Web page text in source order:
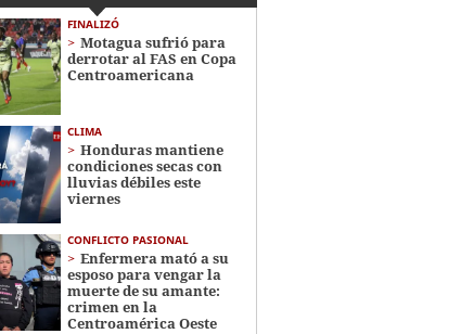
FINALIZÓ
Motagua sufrió para
derrotar al FAS en Copa
Centroamericana
CLIMA
Honduras mantiene
condiciones secas con
lluvias débiles este
viernes
CONFLICTO PASIONAL
Enfermera mató a su
esposo para vengar la
muerte de su amante:
crimen en la
Centroamérica Oeste